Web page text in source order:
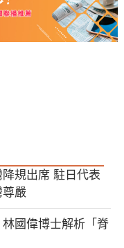
規出席 駐日代表
嚴
國偉博士解析「脊